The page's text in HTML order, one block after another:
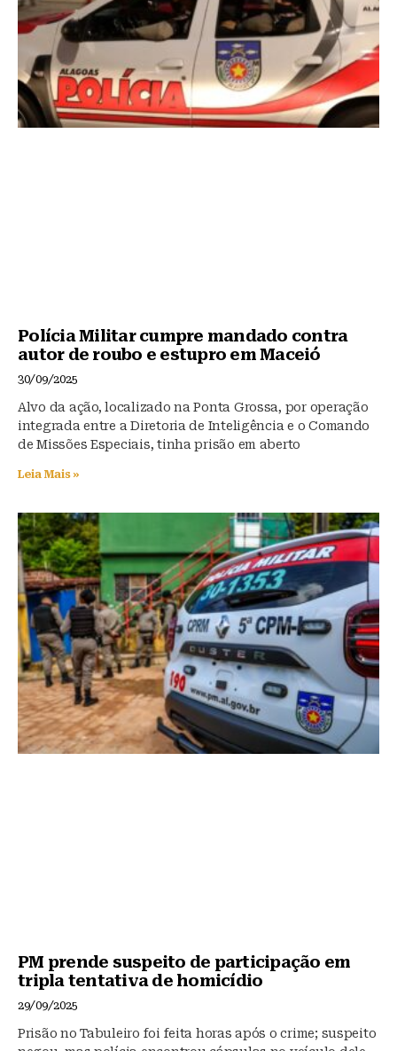
Polícia Militar cumpre mandado contra
autor de roubo e estupro em Maceió
30/09/2025
Alvo da ação, localizado na Ponta Grossa, por operação
integrada entre a Diretoria de Inteligência e o Comando
de Missões Especiais, tinha prisão em aberto
Leia Mais »
PM prende suspeito de participação em
tripla tentativa de homicídio
29/09/2025
Prisão no Tabuleiro foi feita horas após o crime; suspeito